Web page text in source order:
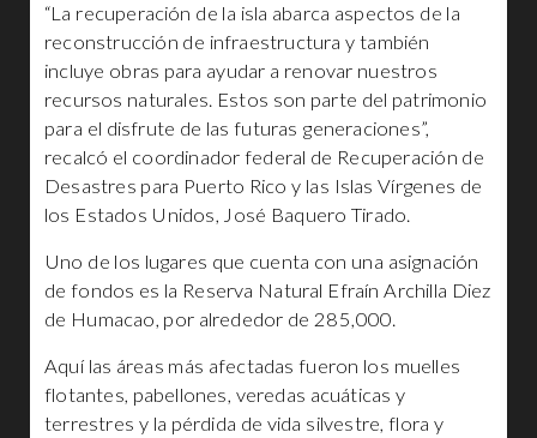
“La recuperación de la isla abarca aspectos de la
reconstrucción de infraestructura y también
incluye obras para ayudar a renovar nuestros
recursos naturales. Estos son parte del patrimonio
para el disfrute de las futuras generaciones”,
recalcó el coordinador federal de Recuperación de
Desastres para Puerto Rico y las Islas Vírgenes de
los Estados Unidos, José Baquero Tirado.
Uno de los lugares que cuenta con una asignación
de fondos es la Reserva Natural Efraín Archilla Diez
de Humacao, por alrededor de 285,000.
Aquí las áreas más afectadas fueron los muelles
flotantes, pabellones, veredas acuáticas y
terrestres y la pérdida de vida silvestre, flora y